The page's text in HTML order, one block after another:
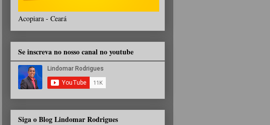
Acopiara - Ceará
Se inscreva no nosso canal no youtube
Siga o Blog Lindomar Rodrigues